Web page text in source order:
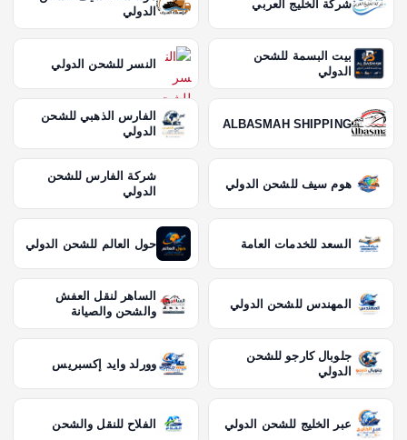
شركة الخليج العربي
الدولي
بيت البسمة للشحن
الدولي
النسر للشحن الدولي
ALBASMAH SHIPPING
الفارس الذهبي للشحن
الدولي
هوم سيف للشحن الدولي
شركة الفارس للشحن
الدولي
السعد للخدمات العامة حول العالم للشحن الدولي
المهندس للشحن الدولي
الساهر لنقل العفش
والشحن والصيانة
جلوبال كارجو للشحن
الدولي
وورلد وايد إكسبريس
عبر الخليج للشحن الدولي الفلاح للنقل والشحن